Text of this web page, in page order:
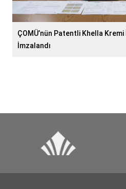
ÇOMÜ’nün Patentli Khella
İmzalandı